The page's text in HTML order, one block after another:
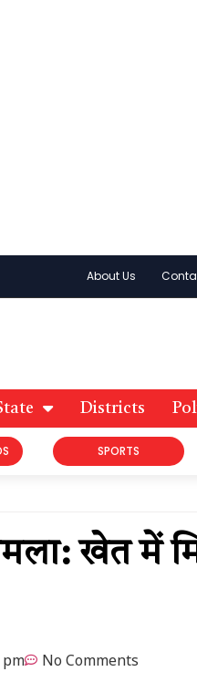
About Us
Districts
SPORTS
खेत
pm No Comments